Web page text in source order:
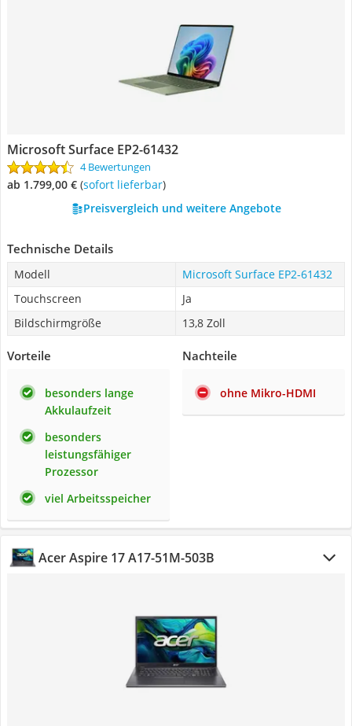
Microsoft Surface EP2-61432
4 Bewertungen
ab 1.799,00 € ( Sofort lieferbar)
Preisvergleich und weitere Angebote
Technische Details
Modell
Microsoft Surface EP2-61432
Touchscreen
Ja
Bildschirmgröße
13,8 Zoll
Vorteile
besonders lange
Akkulaufzeit
besonders
leistungsfähiger
Prozessor
viel Arbeitsspeicher
Nachteile
ohne Mikro-HDMI
Acer Aspire 17 A17-51M-503B